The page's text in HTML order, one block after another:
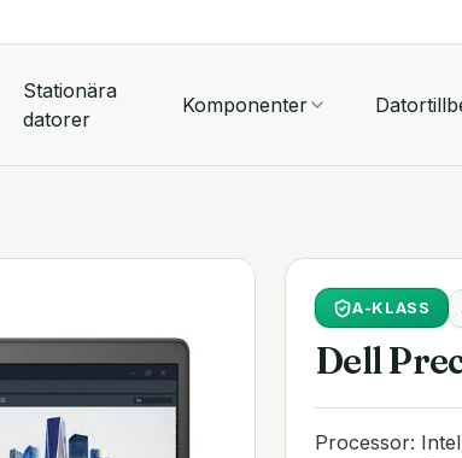
Stationära
datorer
Komponenter
A-KLASS
Dell
Processor: